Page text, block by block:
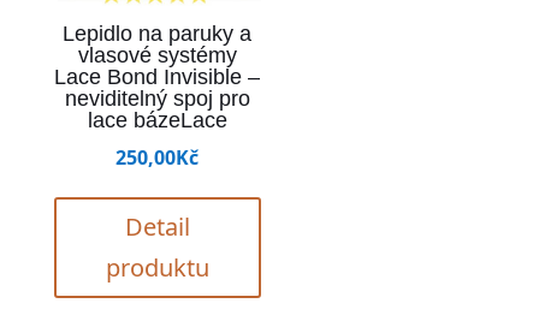
Lepidlo na paruky a
vlasové systémy
Lace Bond Invisible –
neviditelný spoj pro
lace bázeLace
250,00Kč
Detail
produktu